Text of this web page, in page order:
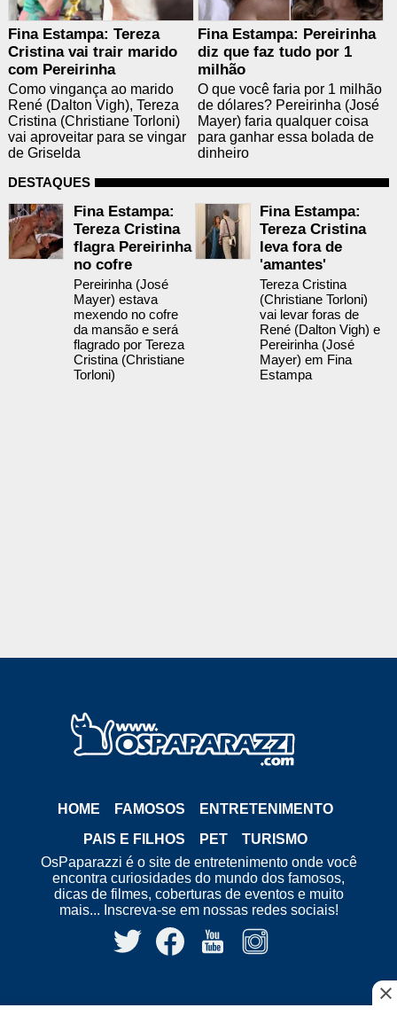
Fina Estampa: Tereza
Cristina vai trair marido
com Pereirinha
Como vingança ao marido
René (Dalton Vigh), Tereza
Cristina (Christiane Torloni)
vai aproveitar para se vingar
de Griselda
Fina Estampa: Pereirinha
diz que faz tudo por 1
milhão
O que você faria por 1 milhão
de dólares? Pereirinha (José
Mayer) faria qualquer coisa
para ganhar essa bolada de
dinheiro
DESTAQUES
Fina Estampa:
Tereza Cristina
flagra Pereirinha
no cofre
Pereirinha (José
Mayer) estava
mexendo no cofre
da mansão e será
flagrado por Tereza
Cristina (Christiane
Torloni)
Fina Estampa:
Tereza Cristina
leva fora de
'amantes'
Tereza Cristina
(Christiane Torloni)
vai levar foras de
René (Dalton Vigh) e
Pereirinha (José
Mayer) em Fina
Estampa
HOME FAMOSOS
ENTRETENIMENTO
PAIS E FILHOS
PET
TURISMO
OsPaparazzi é o site de entretenimento onde você
encontra curiosidades do mundo dos famosos,
dicas de filmes, coberturas de eventos e muito
mais... Inscreva-se em nossas redes sociais!